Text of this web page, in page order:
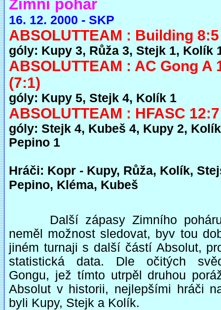
Zimní pohár
16. 12. 2000 - SKP
ABSOLUTTEAM : Building
góly: Kupy 3, Růža 3, Stejk 1, Kolík
ABSOLUTTEAM : AC Gong A
(7:1)
góly: Kupy 5, Stejk 4, Kolík 1
ABSOLUTTEAM : HFASC
góly: Stejk 4, Kubeš 4, Kupy 2,
Pepino 1
Hráči: Kopr - Kupy, Růža, Kolík,
Pepino, Kléma, Kubeš
Další zápasy Zimního
neměl možnost sledovat, byv tou
jiném turnaji s další částí Absolut,
statistická data. Dle očitých
Gongu, jež tímto utrpěl druhou
Absolut v historii, nejlepšími hráči
byli Kupy, Stejk a Kolík.